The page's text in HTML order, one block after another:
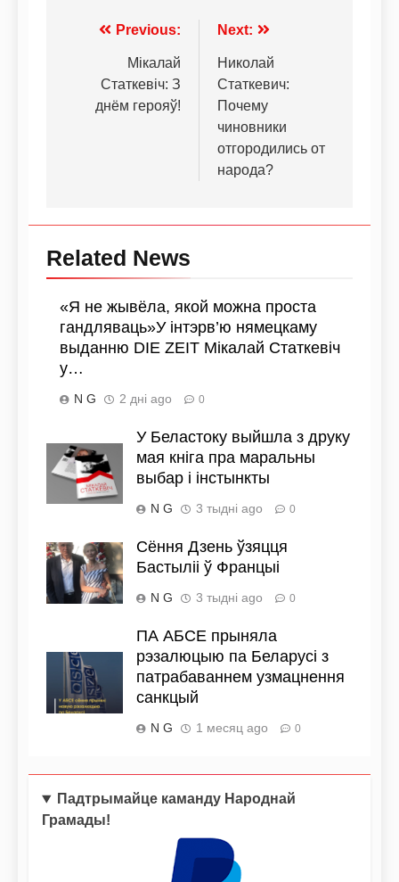
Previous:
Мікалай
Статкевіч: З
днём герояў!
Next:
Николай
Статкевич:
Почему
чиновники
отгородились от
народа?
Related News
«Я не жывёла, якой можна проста
гандляваць»У інтэрв’ю нямецкаму
выданню DIE ZEIT Мікалай Статкевіч
у…
N G 2 дні ago 0
У Беластоку выйшла з друку
мая кніга пра маральны
выбар і інстынкты
N G 3 тыдні ago 0
Сёння Дзень ўзяцця
Бастыліі ў Францыі
N G 3 тыдні ago 0
ПА АБСЕ прыняла
рэзалюцыю па Беларусі з
патрабаваннем узмацнення
санкцый
N G 1 месяц ago 0
Падтрымайце каманду Народнай
Грамады!